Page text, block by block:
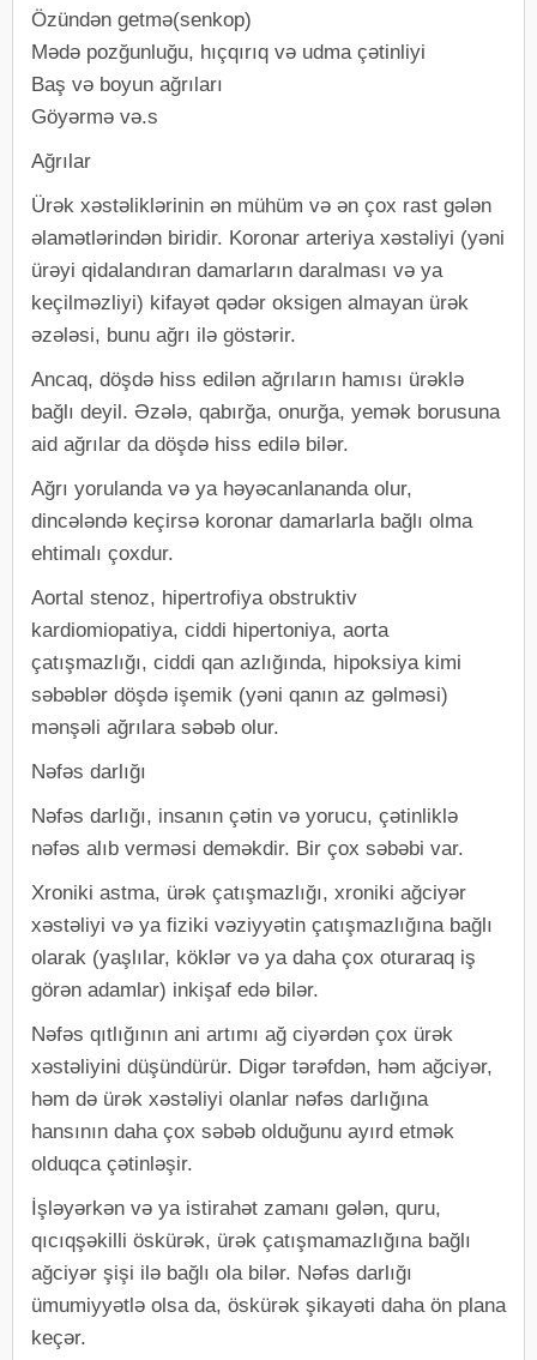
Özündən getmə(senkop)
Mədə pozğunluğu, hıçqırıq və udma çətinliyi
Baş və boyun ağrıları
Göyərmə və.s
Ağrılar
Ürək xəstəliklərinin ən mühüm və ən çox rast gələn
əlamətlərindən biridir. Koronar arteriya xəstəliyi (yəni
ürəyi qidalandıran damarların daralması və ya
keçilməzliyi) kifayət qədər oksigen almayan ürək
əzələsi, bunu ağrı ilə göstərir.
Ancaq, döşdə hiss edilən ağrıların hamısı ürəklə
bağlı deyil. Əzələ, qabırğa, onurğa, yemək borusuna
aid ağrılar da döşdə hiss edilə bilər.
Ağrı yorulanda və ya həyəcanlananda olur,
dincələndə keçirsə koronar damarlarla bağlı olma
ehtimalı çoxdur.
Aortal stenoz, hipertrofiya obstruktiv
kardiomiopatiya, ciddi hipertoniya, aorta
çatışmazlığı, ciddi qan azlığında, hipoksiya kimi
səbəblər döşdə işemik (yəni qanın az gəlməsi)
mənşəli ağrılara səbəb olur.
Nəfəs darlığı
Nəfəs darlığı, insanın çətin və yorucu, çətinliklə
nəfəs alıb verməsi deməkdir. Bir çox səbəbi var.
Xroniki astma, ürək çatışmazlığı, xroniki ağciyər
xəstəliyi və ya fiziki vəziyyətin çatışmazlığına bağlı
olarak (yaşlılar, köklər və ya daha çox oturaraq iş
görən adamlar) inkişaf edə bilər.
Nəfəs qıtlığının ani artımı ağ ciyərdən çox ürək
xəstəliyini düşündürür. Digər tərəfdən, həm ağciyər,
həm də ürək xəstəliyi olanlar nəfəs darlığına
hansının daha çox səbəb olduğunu ayırd etmək
olduqca çətinləşir.
İşləyərkən və ya istirahət zamanı gələn, quru,
qıcıqşəkilli öskürək, ürək çatışmamazlığına bağlı
ağciyər şişi ilə bağlı ola bilər. Nəfəs darlığı
ümumiyyətlə olsa da, öskürək şikayəti daha ön plana
keçər.